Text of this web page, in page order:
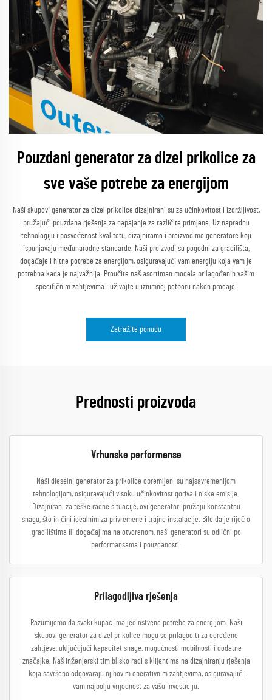
Pouzdani generator za dizel prikolice za
sve vaše potrebe za energijom
Naši skupovi generator za dizel prikolice dizajnirani su za učinkovitost i izdržljivost,
pružajući pouzdana rješenja za napajanje za različite primjene. Uz naprednu
tehnologiju i posvećenost kvalitetu, dizajniramo i proizvodimo generatore koji
ispunjavaju međunarodne standarde. Naši proizvodi su pogodni za gradilišta,
događaje i hitne potrebe za energijom, osiguravajući vam energiju koja vam je
potrebna kada je najvažnija. Proučite naš asortiman modela prilagođenih vašim
specifičnim zahtjevima i uživajte u iznimnoj potporu nakon prodaje.
Zatražite ponudu
Prednosti proizvoda
Vrhunske performanse
Naši dieselni generator za prikolice opremljeni su najsavremenijom
tehnologijom, osiguravajući visoku učinkovitost goriva i niske emisije.
Dizajnirani za teške radne situacije, ovi generatori pružaju konstantnu
snagu, što ih čini idealnim za privremene i trajne instalacije. Bilo da je riječ o
gradilištima ili događajima na otvorenom, naši generatori su odlični po
performansama i pouzdanosti.
Prilagodljiva rješenja
Razumijemo da svaki kupac ima jedinstvene potrebe za energijom. Naši
skupovi generator za dizel prikolice mogu se prilagoditi za određene
zahtjeve, uključujući kapacitet snage, mogućnosti mobilnosti i dodatne
značajke. Naš inženjerski tim blisko radi s klijentima na dizajniranju rješenja
koja savršeno odgovaraju njihovim operativnim zahtjevima, osiguravajući
vam najbolju vrijednost za vašu investiciju.